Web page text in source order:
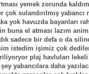
yemek zorunda
çok sulandırılmış yabancı
yok havuzda bayanları
buna el atması lazım
sadece bir defa o da
istedim işimiz çok
plaj havluları lekeli
yabancılara daha